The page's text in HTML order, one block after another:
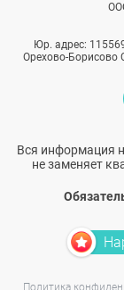
Юр. адрес:
Орехово-Борисово
Вся информация
не заменяет